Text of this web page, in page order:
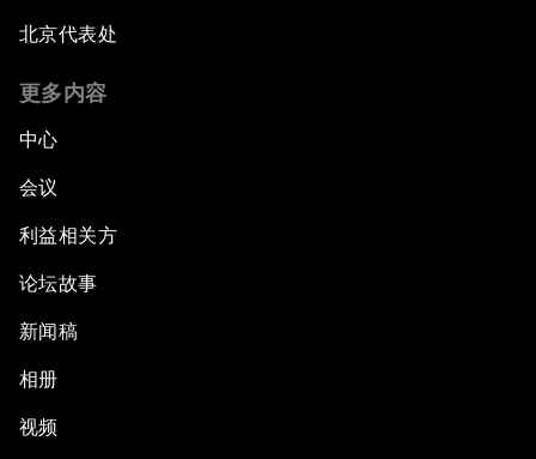
北京代表处
更多内容
中心
会议
利益相关方
论坛故事
新闻稿
相册
视频